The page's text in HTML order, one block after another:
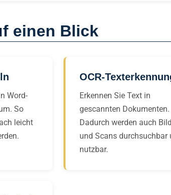
einen Blick
Word-
So
leicht
OCR-
Erkennen Sie Text in
gescannten Dokumenten.
Dadurch werden auch
und Scans durchsuchbar
nutzbar.